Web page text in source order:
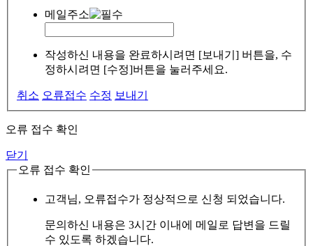
메일주소
작성하신 내용을 완료하시려면 [보내기] 버튼을, 수
정하시려면 [수정]버튼을 눌러주세요.
취소 오류접수 수정 보내기
오류 접수 확인
닫기
오류 접수 확인
고객님, 오류접수가 정상적으로 신청 되었습니다.
문의하신 내용은 3시간 이내에 메일로 답변을 드릴
수 있도록 하겠습니다.